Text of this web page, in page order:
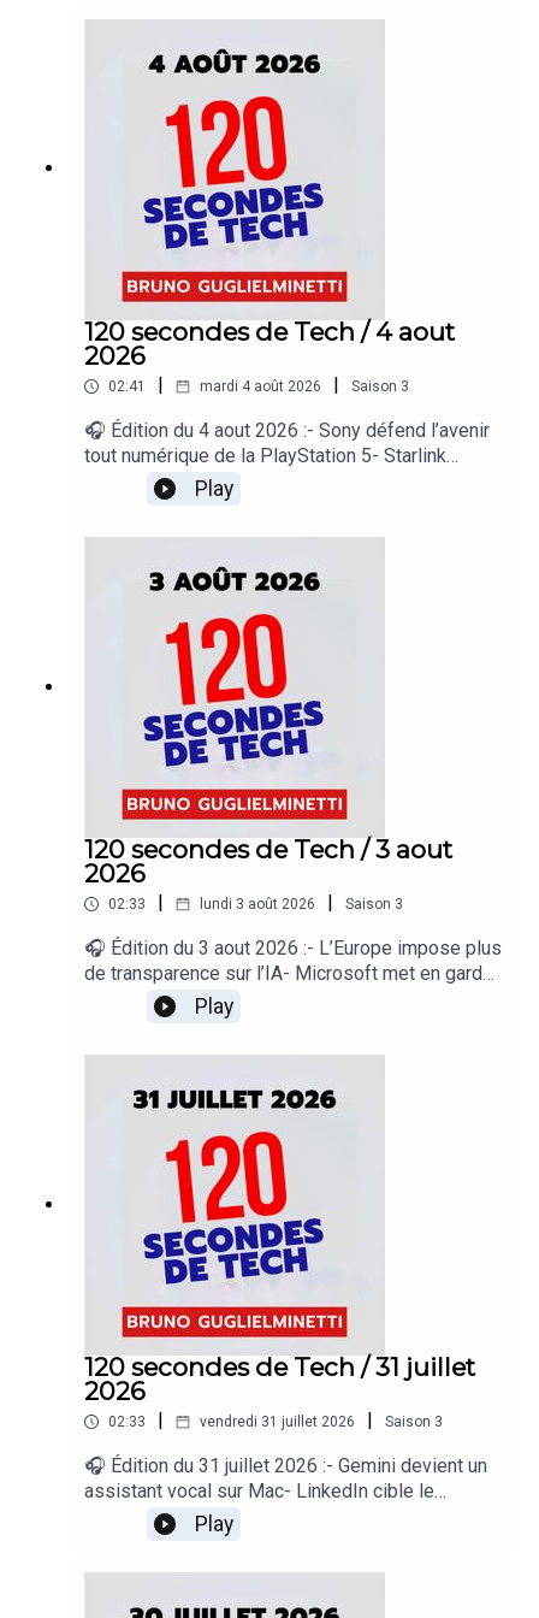
iPhone et Windows- Spotify dépasse les 300
miserait sur la rétrocompatibilité totale« 120
secondes de Tech », un regard sur le quotidien de
l’actualité numérique proposé par Bruno
Guglielminetti Découvrez Micrologic.ca
120 secondes de Tech / 4 aout
2026
02:41 mardi 4 août 2026 Saison 3
🎧 Édition du 4 aout 2026 :- Sony défend l’avenir
tout numérique de la PlayStation 5- Starlink
pousse un pionnier du satellite à la faillite-
Bluesky veut bâtir un réseau social ouvert à
grande échelle- DuckDuckGo lance des lunettes…
AirPods Pro- Une fuite révèle le Lenovo
Googlebook 15« 120 secondes de Tech », un
regard sur le quotidien de l’actualité numérique
proposé par Bruno Guglielminetti Découvrez
Micrologic.ca
Play
120 secondes de Tech / 3 aout
2026
02:33 lundi 3 août 2026 Saison 3
🎧 Édition du 3 aout 2026 :- L’Europe impose plus
de transparence sur l’IA- Microsoft met en garde
contre les Wi-Fi publics- Google élargit Gemini
Spark- Google suspend Nano Banana dans
Google Earth- Les jeunes Australiens toujours sur
regard sur le quotidien de l’actualité numérique
proposé par Bruno Guglielminetti Découvrez
Micrologic.ca
Play
120 secondes de Tech / 31 juillet
2026
02:33 vendredi 31 juillet 2026 Saison 3
🎧 Édition du 31 juillet 2026 :- Gemini devient un
assistant vocal sur Mac- LinkedIn cible le
contenu IA médiocre- Google Earth accueille
Nano Banana- Waymo ajoute Gemini à ses
robotaxis- Microsoft prépare une super
Play